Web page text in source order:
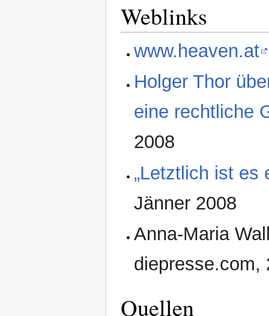
Weblinks
www.heaven.at
Holger Thor
eine rechtliche
2008
„Letztlich ist es
Jänner 2008
Anna-Maria
diepresse.com,
Quellen